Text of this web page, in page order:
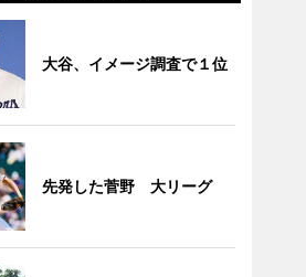
大谷、イメージ調査で１位
先発した菅野 大リーグ